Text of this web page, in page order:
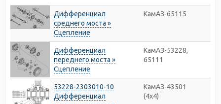
Дифференциал
среднего моста »
Сцепление
КамАЗ-65115
Дифференциал
переднего моста »
Сцепление
КамАЗ-53228,
65111
53228-2303010-10
Дифференциал
КамАЗ-43501
(4х4)